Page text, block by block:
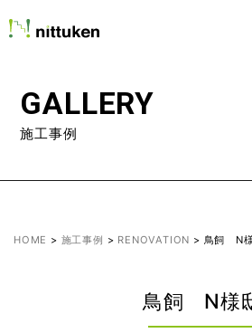
GALLERY
施工事例
HOME > 施工事例 > RENOVATION > 鳥飼 N
鳥飼 N様